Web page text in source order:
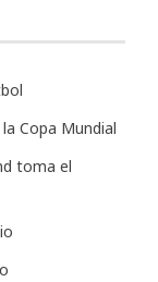
Copa Mundial
toma el